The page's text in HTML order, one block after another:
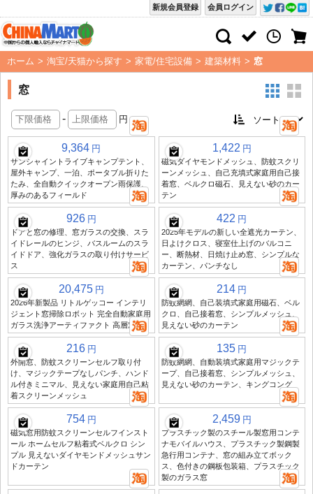
会員ログイン
新規会員登録
ホーム > 淘宝/天猫から探す > 家電/住宅設備 > 建築材料 > 窓
窓
- 円
9,364 円
サンシャイントライブキャンプテント、
屋外キャンプ、一泊、ポータブル折りた
たみ、全自動クイックオープン雨保護、
厚みのあるフィールド
1,422 円
磁気ダイヤモンドメッシュ、防蚊スクリ
ーンメッシュ、自己充填式家庭用自己接
着窓、ベルクロ磁石、見えない砂のカー
テン
926 円
ドアと窓の修理、窓ガラスの交換、スラ
イドレールのヒンジ、バスルームのスラ
イドドア、強化ガラスの取り付けサービ
ス
422 円
2025年モデルの新しい全遮光カーテン、
日よけクロス、寝室仕上げのバルコニ
ー、断熱材、日焼け止め窓、シンプルな
カーテン、パンチなし
20,475 円
2026年新製品 リトルゲッコー インテリ
ジェント窓掃除ロボット 完全自動家庭用
ガラス洗浄アーティファクト 高層窓
214 円
防蚊網網、自己装填式家庭用磁石、ベル
クロ、自己接着窓、シンプルメッシュ、
見えない砂のカーテン
216 円
外開窓、防蚊スクリーンセルフ取り付
け、マジックテープなしパンチ、ハンド
ル付きミニマル、見えない家庭用自己粘
着スクリーンメッシュ
135 円
防蚊網網、自動装填式家庭用マジックテ
ープ、自己接着窓、シンプルメッシュ、
見えない砂のカーテン、キングコング
754 円
磁気窓用防蚊スクリーンセルフインスト
ール ホームセルフ粘着式ベルクロ シン
プル 見えないダイヤモンドメッシュサン
ドカーテン
2,459 円
プラスチック製のスチール製窓用コンテ
ナモバイルハウス、プラスチック製鋼製
急行用コンテナ、窓の組み立てボック
ス、色付きの鋼板包装箱、プラスチック
製のガラス窓